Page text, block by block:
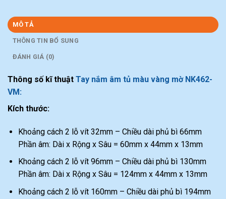
MÔ TẢ
THÔNG TIN BỔ SUNG
ĐÁNH GIÁ (0)
Thông số kĩ thuật Tay nắm âm tủ màu vàng mờ NK462-
VM:
Kích thước:
Khoảng cách 2 lỗ vít 32mm – Chiều dài phủ bì 66mm
Phần âm: Dài x Rộng x Sâu = 60mm x 44mm x 13mm
Khoảng cách 2 lỗ vít 96mm – Chiều dài phủ bì 130mm
Phần âm: Dài x Rộng x Sâu = 124mm x 44mm x 13mm
Khoảng cách 2 lỗ vít 160mm – Chiều dài phủ bì 194mm